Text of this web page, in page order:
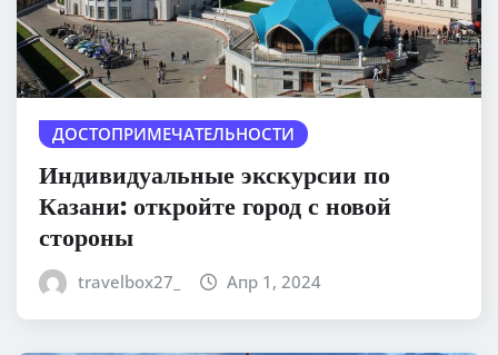
ДОСТОПРИМЕЧАТЕЛЬНОСТИ
Индивидуальные экскурсии по
Казани: откройте город с новой
стороны
travelbox27_ Апр 1, 2024